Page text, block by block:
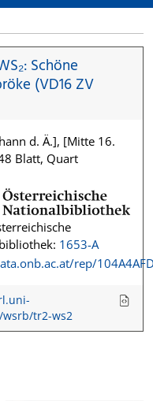
Schöne
(VD16 ZV
d. Ä.], [Mitte 16.
Blatt, Quart
1653-A
rep/
wsrb/tr2-ws2